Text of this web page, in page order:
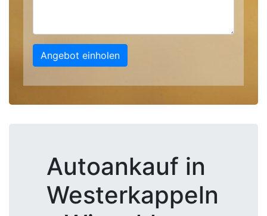
Angebot einholen
Autoankauf in
Westerkappeln